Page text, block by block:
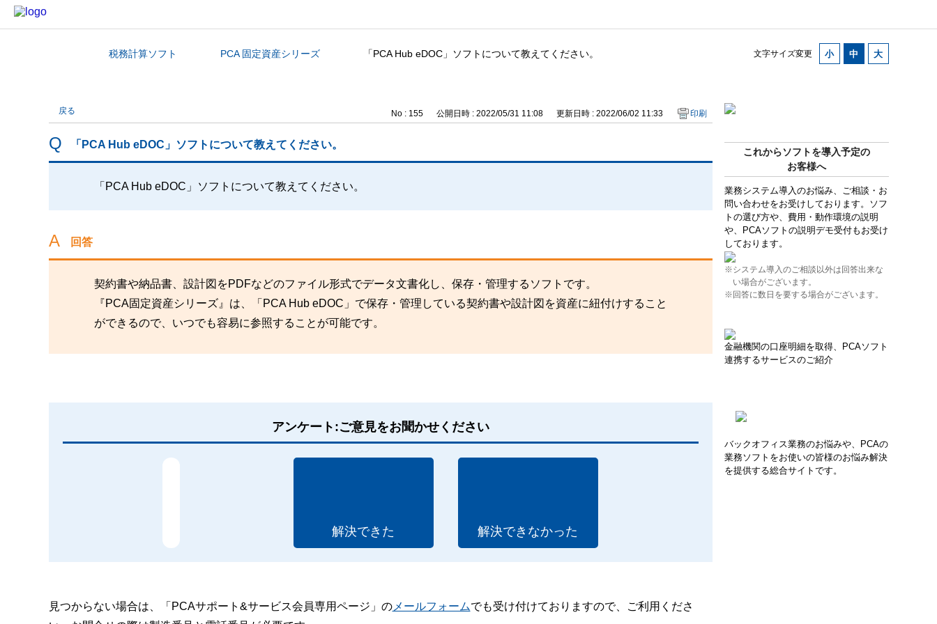
文字サイズ変更
カテゴリから探す税務計算ソフト PCA 固定資産シリーズ 「PCA Hub eDOC」ソフトについて教えてください。
これからソフトを導入予定の
お客様へ
業務システム導入のお悩み、ご相談・お
問い合わせをお受けしております。ソフ
トの選び方や、費用・動作環境の説明
や、PCAソフトの説明デモ受付もお受け
しております。
※システム導入のご相談以外は回答出来な
い場合がございます。
※回答に数日を要する場合がございます。
金融機関の口座明細を取得、PCAソフト
連携するサービスのご紹介
バックオフィス業務のお悩みや、PCAの
業務ソフトをお使いの皆様のお悩み解決
を提供する総合サイトです。
戻る No : 155 公開日時 : 2022/05/31 11:08 更新日時 : 2022/06/02 11:33 印刷
「PCA Hub eDOC」ソフトについて教えてください。
「PCA Hub eDOC」ソフトについて教えてください。
回答
契約書や納品書、設計図をPDFなどのファイル形式でデータ文書化し、保存・管理するソフトです。
『PCA固定資産シリーズ』は、「PCA Hub eDOC」で保存・管理している契約書や設計図を資産に紐付けすること
ができるので、いつでも容易に参照することが可能です。
アンケート:ご意見をお聞かせください
解決できた 解決できなかった
見つからない場合は、「PCAサポート&サービス会員専用ページ」のメールフォームでも受け付けておりますので、ご利用くださ